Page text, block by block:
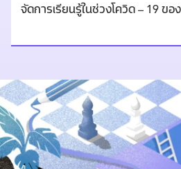
จัดการเรียนรู้ในช่วงโควิด – 19 ของ